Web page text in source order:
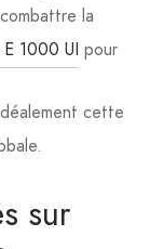
la
1000 UI pour
cette
sur